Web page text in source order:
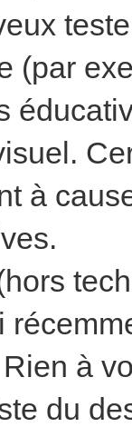
(par
à
Rien à
du